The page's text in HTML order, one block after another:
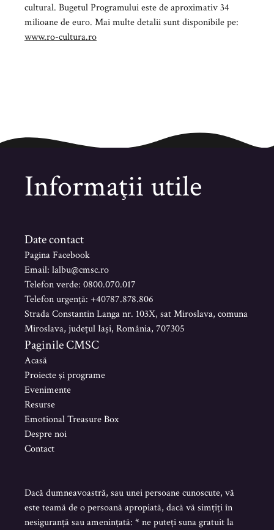
cultural. Bugetul Programului este de aproximativ 34
milioane de euro. Mai multe detalii sunt disponibile pe:
www.ro-cultura.ro
Informaţii utile
Date contact
Pagina Facebook
Email: lalbu@cmsc.ro
Telefon verde: 0800.070.017
Telefon urgență: +40787.878.806
Strada Constantin Langa nr. 103X, sat Miroslava, comuna
Miroslava, județul Iași, România, 707305
Paginile CMSC
Acasă
Proiecte şi programe
Evenimente
Resurse
Emotional Treasure Box
Despre noi
Contact
Dacă dumneavoastră, sau unei persoane cunoscute, vă
este teamă de o persoană apropiată, dacă vă simțiți în
nesiguranță sau amenințată: * ne puteți suna gratuit la